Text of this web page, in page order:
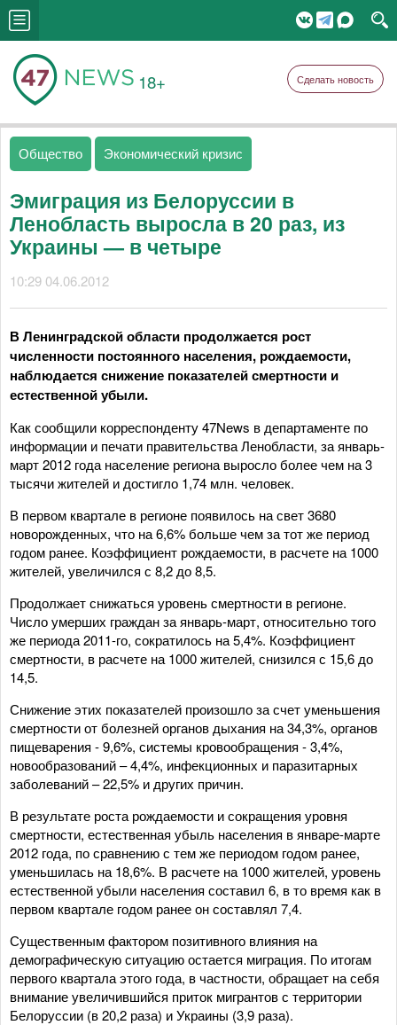
18+ Сделать новость
Общество Экономический кризис
Эмиграция из Белоруссии в
Ленобласть выросла в 20 раз, из
Украины — в четыре
10:29 04.06.2012
В Ленинградской области продолжается рост
численности постоянного населения, рождаемости,
наблюдается снижение показателей смертности и
естественной убыли.
Как сообщили корреспонденту 47News в департаменте по
информации и печати правительства Ленобласти, за январь-
март 2012 года население региона выросло более чем на 3
тысячи жителей и достигло 1,74 млн. человек.
В первом квартале в регионе появилось на свет 3680
новорожденных, что на 6,6% больше чем за тот же период
годом ранее. Коэффициент рождаемости, в расчете на 1000
жителей, увеличился с 8,2 до 8,5.
Продолжает снижаться уровень смертности в регионе.
Число умерших граждан за январь-март, относительно того
же периода 2011-го, сократилось на 5,4%. Коэффициент
смертности, в расчете на 1000 жителей, снизился с 15,6 до
14,5.
Снижение этих показателей произошло за счет уменьшения
смертности от болезней органов дыхания на 34,3%, органов
пищеварения - 9,6%, системы кровообращения - 3,4%,
новообразований – 4,4%, инфекционных и паразитарных
заболеваний – 22,5% и других причин.
В результате роста рождаемости и сокращения уровня
смертности, естественная убыль населения в январе-марте
2012 года, по сравнению с тем же периодом годом ранее,
уменьшилась на 18,6%. В расчете на 1000 жителей, уровень
естественной убыли населения составил 6, в то время как в
первом квартале годом ранее он составлял 7,4.
Существенным фактором позитивного влияния на
демографическую ситуацию остается миграция. По итогам
первого квартала этого года, в частности, обращает на себя
внимание увеличившийся приток мигрантов с территории
Белоруссии (в 20,2 раза) и Украины (3,9 раза).